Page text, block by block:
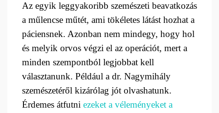
Az egyik leggyakoribb szemészeti beavatkozás
a műlencse műtét, ami tökéletes látást hozhat a
páciensnek. Azonban nem mindegy, hogy hol
és melyik orvos végzi el az operációt, mert a
minden szempontból legjobbat kell
választanunk. Például a dr. Nagymihály
szemészetéről kizárólag jót olvashatunk.
Érdemes átfutni ezeket a véleményeket a